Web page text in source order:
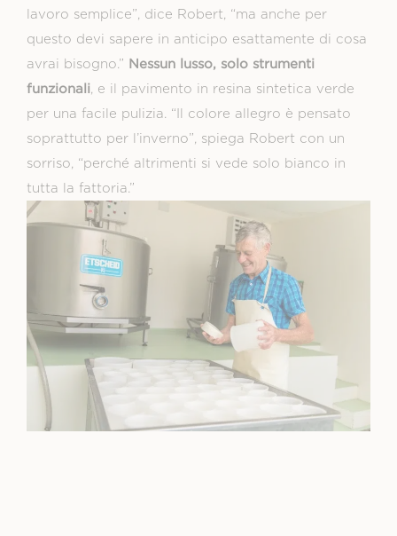
lavoro semplice”, dice Robert, “ma anche per
questo devi sapere in anticipo esattamente di cosa
avrai bisogno.” Nessun lusso, solo strumenti
funzionali, e il pavimento in resina sintetica verde
per una facile pulizia. “Il colore allegro è pensato
soprattutto per l’inverno”, spiega Robert con un
sorriso, “perché altrimenti si vede solo bianco in
tutta la fattoria.”